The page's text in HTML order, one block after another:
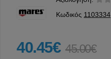
Κωδικός 1103334
40.45€ 45.00€